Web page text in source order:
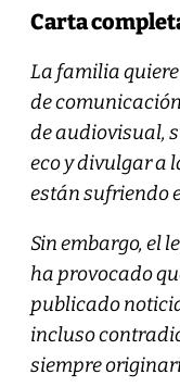
Carta
La familia
de
de audiovisual,
eco y divulgar a
están sufriendo
Sin embargo, el
ha provocado
publicado
incluso
siempre